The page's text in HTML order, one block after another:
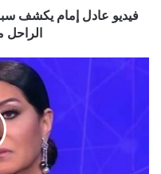
فىفيديو عادل إمام يكشف